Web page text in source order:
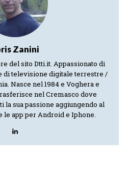
Zanini
del sito Dtti.it. Appassionato di
di televisione digitale terrestre /
Nasce nel 1984 e Voghera e
nel Cremasco dove
la sua passione aggiungendo al
le app per Android e Iphone.